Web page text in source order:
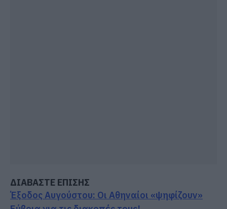
ΔΙΑΒΑΣΤΕ ΕΠΙΣΗΣ
Έξοδος Αυγούστου: Οι Αθηναίοι «ψηφίζουν»